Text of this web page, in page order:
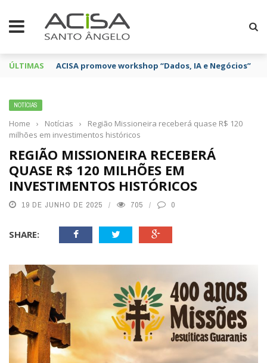
ÚLTIMAS ACISA promove workshop “Dados, IA e Negócios”
NOTÍCIAS
Home › Notícias ›
Região Missioneira receberá quase R$ 120
milhões em investimentos históricos
REGIÃO MISSIONEIRA RECEBERÁ
QUASE R$ 120 MILHÕES EM
INVESTIMENTOS HISTÓRICOS
19 DE JUNHO DE 2025 705 0
SHARE: